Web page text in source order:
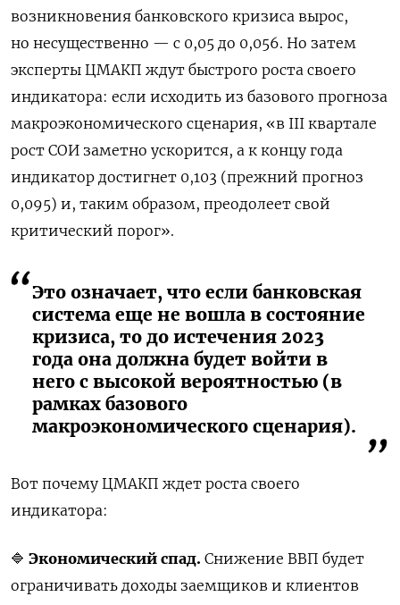
возникновения банковского кризиса вырос,
но несущественно — с 0,05 до 0,056. Но затем
эксперты ЦМАКП ждут быстрого роста своего
индикатора: если исходить из базового прогноза
макроэкономического сценария, «в III квартале
рост СОИ заметно ускорится, а к концу года
индикатор достигнет 0,103 (прежний прогноз
0,095) и, таким образом, преодолеет свой
критический порог».
Это означает, что если банковская
система еще не вошла в состояние
кризиса, то до истечения 2023
года она должна будет войти в
него с высокой вероятностью (в
рамках базового
макроэкономического сценария).
Вот почему ЦМАКП ждет роста своего
индикатора:
🔷 Экономический спад. Снижение ВВП будет
ограничивать доходы заемщиков и клиентов